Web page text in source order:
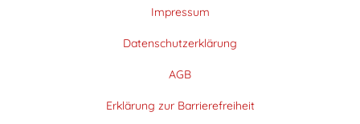
Impressum
Datenschutzerklärung
AGB
Erklärung zur Barrierefreiheit